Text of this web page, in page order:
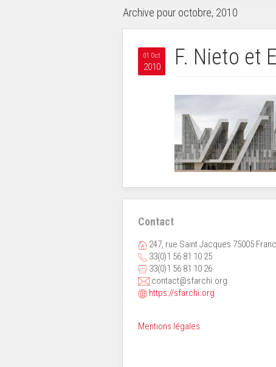
Archive pour octobre, 2010
01 Oct
2010 F. Nieto et
Contact
247, rue Saint Jacques 75005
33(0)1 56 81 10 25
33(0)1 56 81 10 26
contact@sfarchi.org
https://sfarchi.org
Mentions légales